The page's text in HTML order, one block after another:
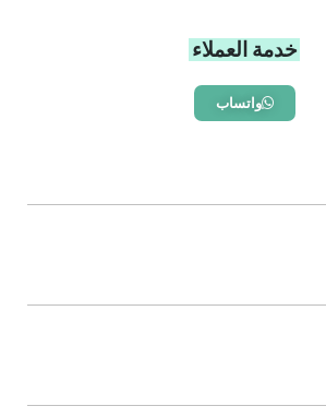
خدمة العملاء
واتساب